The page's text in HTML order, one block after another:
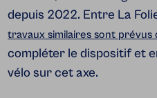
depuis 2022. Entre La
travaux similaires sont
compléter le dispositif et
vélo sur cet axe.